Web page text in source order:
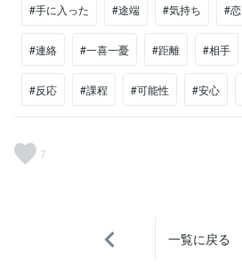
#手に入った #途端 #気持ち #恋
#連絡 #一喜一憂 #距離 #相手
#反応 #課程 #可能性 #安心
7
一覧に戻る